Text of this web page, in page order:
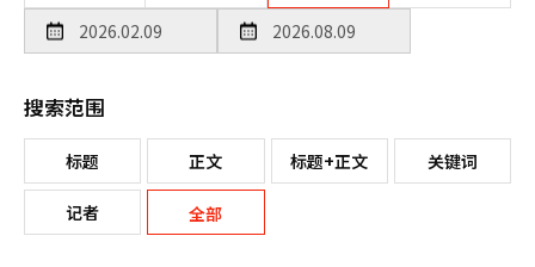
搜索范围
标题 正文 标题+正文 关键词
记者 全部